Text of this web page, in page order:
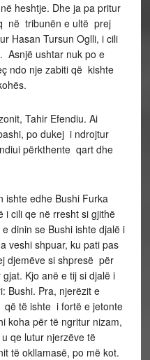
heshtje. Dhe ja pa pritur
në tribunën e ultë prej
Hasan Tursun Oglli, i cili
Asnjë ushtar nuk po e
ndo nje zabiti që kishte
Tahir Efendiu. Ai
po dukej i ndrojtur
përkthente qart dhe
ishte edhe Bushi Furka
i cili qe në rresht si gjithë
dinin se Bushi ishte djalë i
veshi shpuar, ku pati pas
djemëve si shpresë për
Kjo anë e tij si djalë i
Bushi. Pra, njerëzit e
që të ishte i fortë e jetonte
koha për të ngritur nizam,
qe lutur njerzëve të
të okllamasë, po më kot.